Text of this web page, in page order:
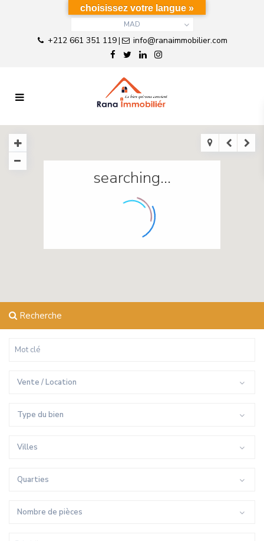
MAD
+212 661 351 119| info@ranaimmobilier.com
searching...
Recherche
Vente / Location
Type du bien
Villes
Quarties
Nombre de pièces
choisissez votre langue »